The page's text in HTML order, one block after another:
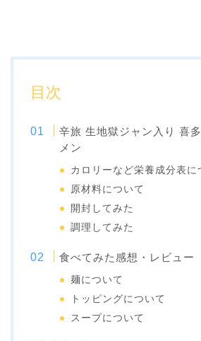
目次
辛旅 生地獄ジャン入り 喜
メン
カロリーなど栄養成分表に
原材料について
開封してみた
調理してみた
食べてみた感想・レビュー
麺について
トッピングについて
スープについて